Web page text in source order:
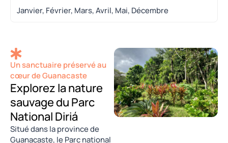
Janvier, Février, Mars, Avril, Mai, Décembre
Un sanctuaire préservé au
cœur de Guanacaste
Explorez la nature
sauvage du Parc
National Diriá
Situé dans la province de
Guanacaste, le Parc national